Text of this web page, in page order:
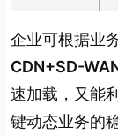
企业可根据业
CDN+SD-
速加载，又能
键动态业务的